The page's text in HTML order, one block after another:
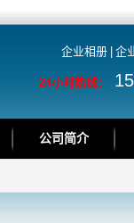
企业相册 企
24小时热线：
公司简介